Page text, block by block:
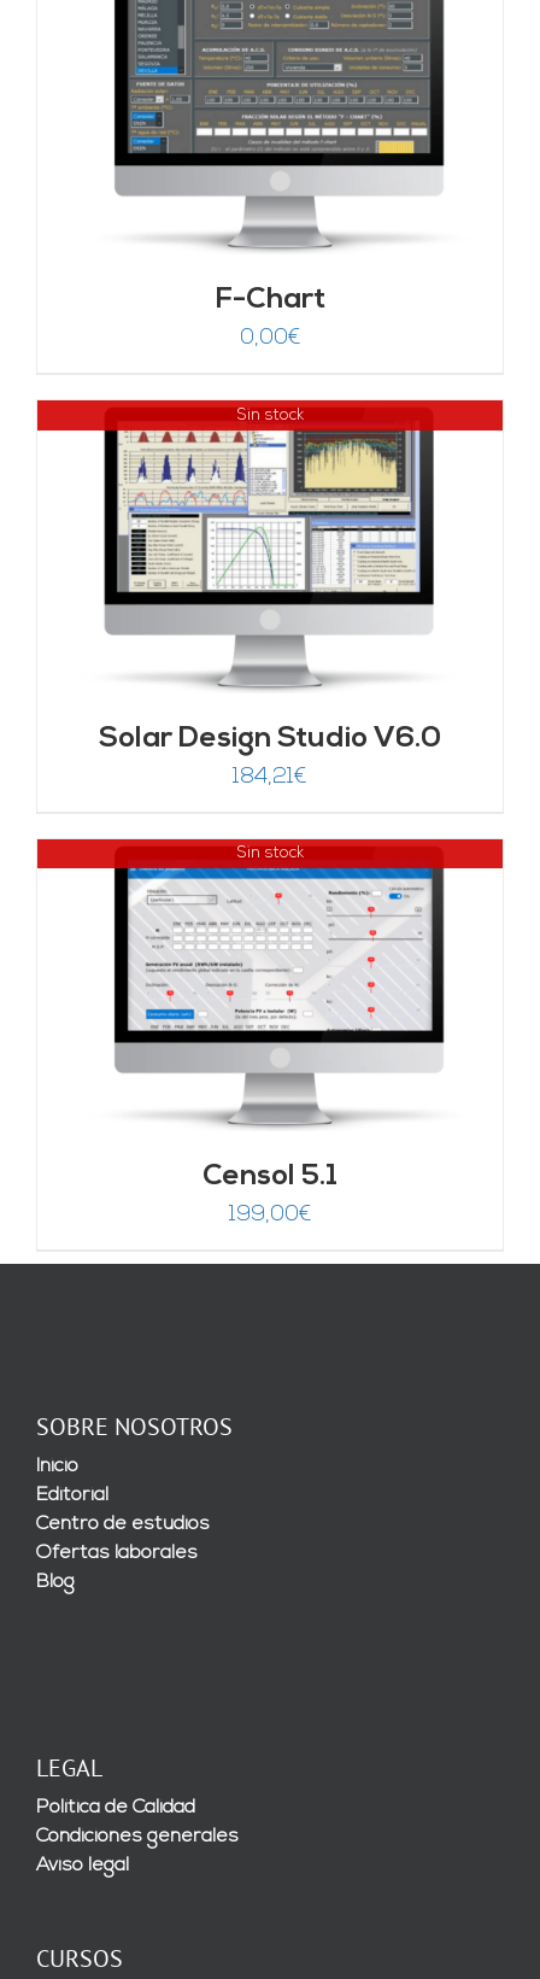
F-Chart
0,00€
Sin stock
Solar Design Studio V6.0
184,21€
Sin stock
Censol 5.1
199,00€
SOBRE NOSOTROS
Inicio
Editorial
Centro de estudios
Ofertas laborales
Blog
LEGAL
Política de Calidad
Condiciones generales
Aviso legal
CURSOS